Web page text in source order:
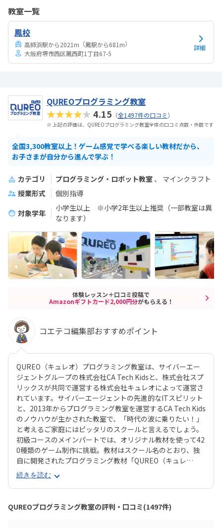
安くはないと思いますが、レッスン時間が長く集中してカリキュラム
に取り組めるは良いと思う。プログラミング教室はパソコン必須なの
にレンタル料がかかる事がすこし残念。先生がとても親切で子供に寄
り添ってくださいました。
教室一覧
鳳校
高師浜駅から2021m （鳳駅から681m）
大阪府堺市西区鳳西町1丁目67-5
詳細
QUREOプログラミング教室
★★★★★4.15 （全1497件の口コミ）
※ 上記の評価は、QUREOプログラミング教室全体の口コミ点数・件数です
全国3,300教室以上！ゲーム感覚で学べる楽しい教材だから、
お子さまが自分から進んで学ぶ！
カテゴリ プログラミング・ロボット教室
マインクラフト
授業形式
個別指導
対象学年
小学生以上 ※小学2年生以上推奨（一部教室は異
なります）
体験レッスン＋口コミ投稿で
Amazonギフトカード2,000円分がもらえる！
コエテコ編集部おすすめポイント
QUREO（キュレオ）プログラミング教室は、サイバーエー
ジェントグループの株式会社CA Tech Kidsと、株式会社スプ
リックスが共同で運営する株式会社キュレオによって運営さ
れています。サイバーエージェントの先進的なITスピリット
と、2013年からプログラミング教室を運営するCA Tech Kids
のノウハウが生かされた教室で、「時代の波に乗りたい！」
と考えるご家庭にはピッタリのスクールと言えるでしょう。
初級コースのメインパートでは、オリジナル教材を使って42
0種類のゲーム制作に挑戦。教材はスクール名のとおり、独
自に開発されたプログラミング教材「QUREO（キュレ
オ）」です。スマホゲームのような感覚でサクサク進められ
るのに、本格的な内容が学べるのが魅力。子どもにとっても
「やらされている感」がないので、楽しくゲームをクリアし
ていくようなペースでどんどん学習を進めていけます。教材
のデザイン性も高く、実際にスマホゲーム開発で使用されて
続きを読む
QUREOプログラミング教室の評判・口コミ(1497件)